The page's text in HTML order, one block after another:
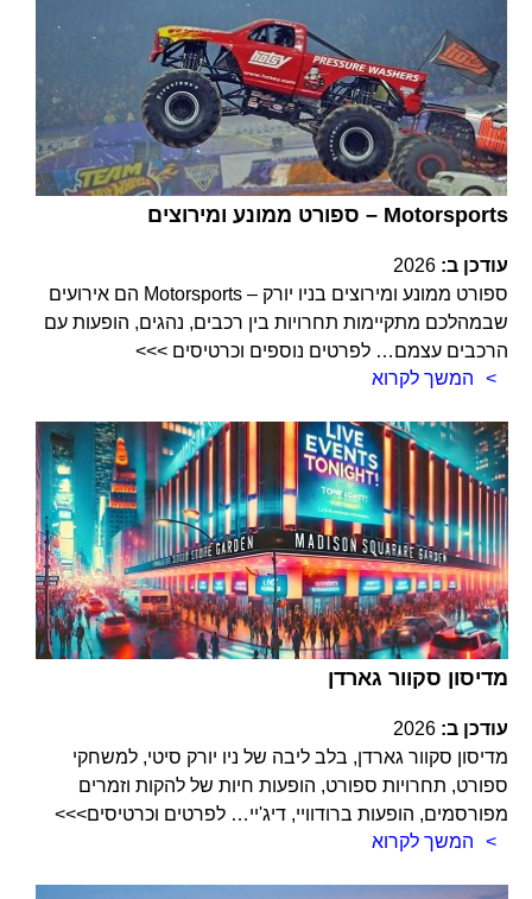
ספורט ממונע ומירוצים – Motorsports
עודכן ב: 2026
ספורט ממונע ומירוצים בניו יורק – Motorsports הם אירועים
שבמהלכם מתקיימות תחרויות בין רכבים, נהגים, הופעות עם
הרכבים עצמם… לפרטים נוספים וכרטיסים >>>
המשך לקרוא
מדיסון סקוור גארדן
עודכן ב: 2026
מדיסון סקוור גארדן, בלב ליבה של ניו יורק סיטי, למשחקי
ספורט, תחרויות ספורט, הופעות חיות של להקות וזמרים
מפורסמים, הופעות ברודוויי, דיג'יי… לפרטים וכרטיסים>>>
המשך לקרוא